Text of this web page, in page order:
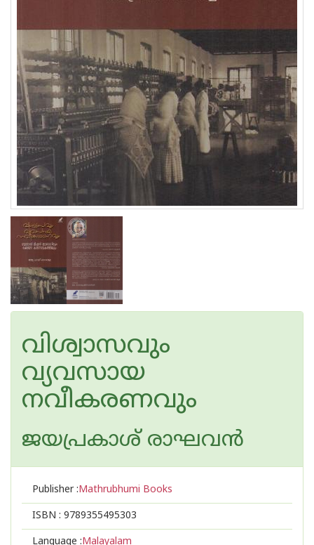
വിശ്വാസവും
വ്യവസായ
നവീകരണവും
ജയപ്രകാശ് രാഘവന്‍
Publisher :Mathrubhumi Books
ISBN : 9789355495303
Language :Malayalam